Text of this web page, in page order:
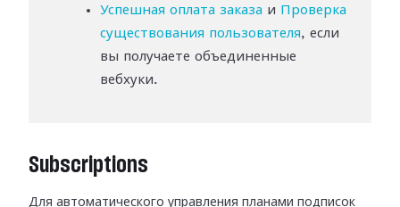
Успешная оплата заказа и Проверка
существования пользователя, если
вы получаете объединенные
вебхуки.
Subscriptions
Для автоматического управления планами подписок